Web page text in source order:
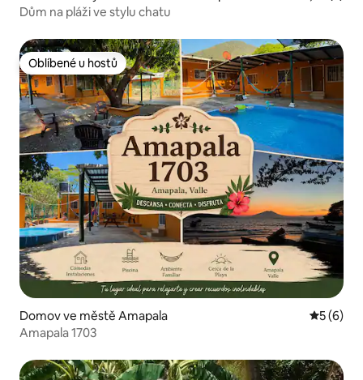
Dům na pláži ve stylu chatu
Oblíbené u hostů
Oblíbené u hostů
Domov ve městě Amapala
5 (6)
Amapala 1703